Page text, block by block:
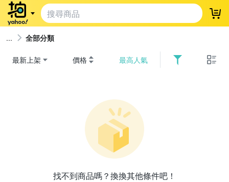
登
全部分類
最新上架 價格 最高人氣
找不到商品嗎？換換其他條件吧！